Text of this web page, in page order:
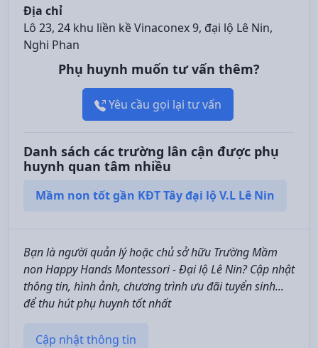
Địa chỉ
Lô 23, 24 khu liền kề Vinaconex 9, đại lộ Lê Nin,
Nghi Phan
Phụ huynh muốn tư vấn thêm?
Yêu cầu gọi lại tư vấn
Danh sách các trường lân cận được phụ
huynh quan tâm nhiều
Mầm non tốt gần KĐT Tây đại lộ V.L Lê Nin
Bạn là người quản lý hoặc chủ sở hữu Trường Mầm
non Happy Hands Montessori - Đại lộ Lê Nin? Cập nhật
thông tin, hình ảnh, chương trình ưu đãi tuyển sinh...
để thu hút phụ huynh tốt nhất
Cập nhật thông tin